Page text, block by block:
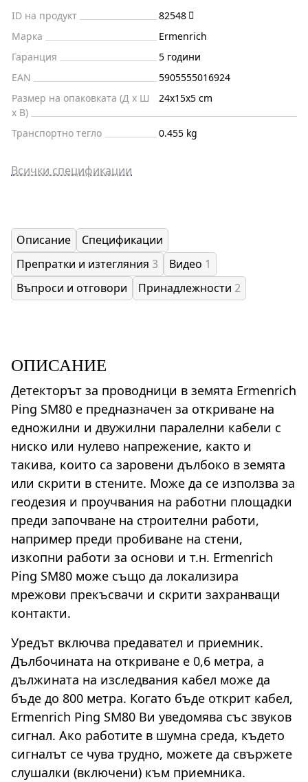
ID на продукт
82548
Марка
Ermenrich
Гаранция
5 години
EAN
5905555016924
Размер на опаковката (Д x Ш
x В)
24x15x5 cm
Транспортно тегло 0.455 kg
Всички спецификации
Описание
Спецификации
Препратки и изтегляния 3 Видео 1
Въпроси и отговори
Принадлежности 2
ОПИСАНИЕ
Детекторът за проводници в земята Ermenrich
Ping SM80 е предназначен за откриване на
едножилни и двужилни паралелни кабели с
ниско или нулево напрежение, както и
такива, които са заровени дълбоко в земята
или скрити в стените. Може да се използва за
геодезия и проучвания на работни площадки
преди започване на строителни работи,
например преди пробиване на стени,
изкопни работи за основи и т.н. Ermenrich
Ping SM80 може също да локализира
мрежови прекъсвачи и скрити захранващи
контакти.
Уредът включва предавател и приемник.
Дълбочината на откриване е 0,6 метра, а
дължината на изследвания кабел може да
бъде до 800 метра. Когато бъде открит кабел,
Ermenrich Ping SM80 Ви уведомява със звуков
сигнал. Ако работите в шумна среда, където
сигналът се чува трудно, можете да свържете
слушалки (включени) към приемника.